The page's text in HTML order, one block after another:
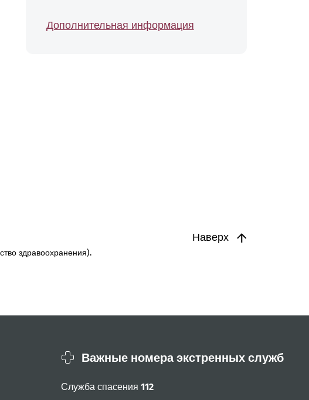
Дополнительная информация
Наверх
здравоохранения).
Важные номера экстренных служб
Служба спасения 112